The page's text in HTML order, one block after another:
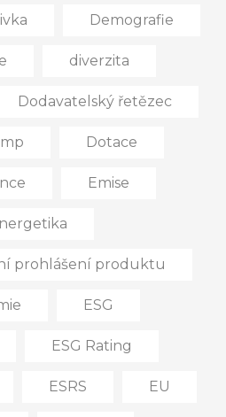
Demografie
diverzita
Dodavatelský řetězec
Dotace
Emise
prohlášení produktu
ESG
ESG Rating
ESRS EU